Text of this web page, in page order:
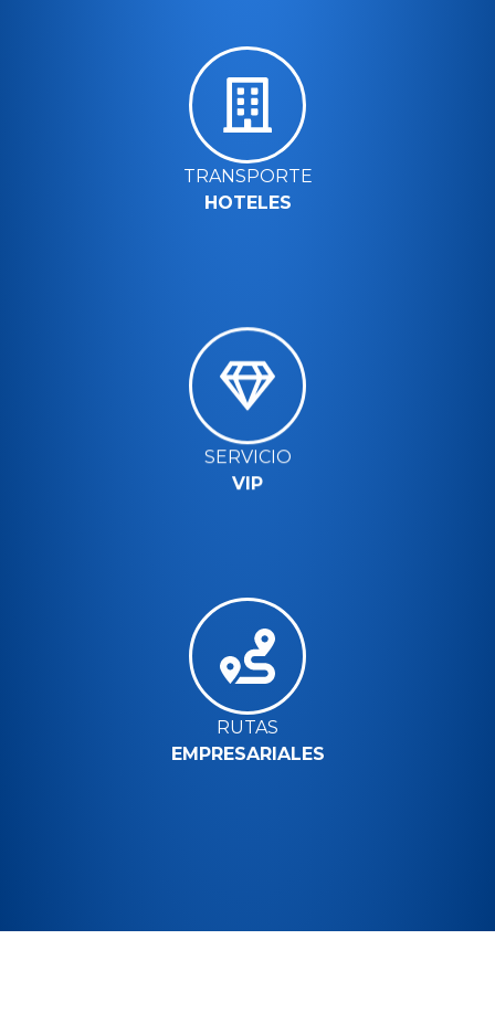
TRANSPORTE
HOTELES
SERVICIO
VIP
RUTAS
EMPRESARIALES